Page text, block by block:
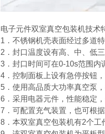
电子元件双室真空包装机技术
1．不锈钢机壳表面经过多道
2．封口温度设有高、中、低三
3．封口时间可在0-10s范围内
4．控制面板上设有急停按钮
5．使用高品质大功率真空泵，
6．采用电器元件，性能稳定，
7．可配置充气装置，也可根
8．本双室真空包装机有2个工